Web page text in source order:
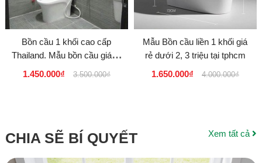
Bồn cầu 1 khối cao cấp
Thailand. Mẫu bồn cầu giá rẻ
dưới 2 triệu
1.450.000₫ 3.500.000₫
Mẫu Bồn cầu liền 1 khối giá
rẻ dưới 2, 3 triệu tại tphcm
1.650.000₫
4.000.000₫
CHIA SẼ BÍ QUYẾT Xem tất cả